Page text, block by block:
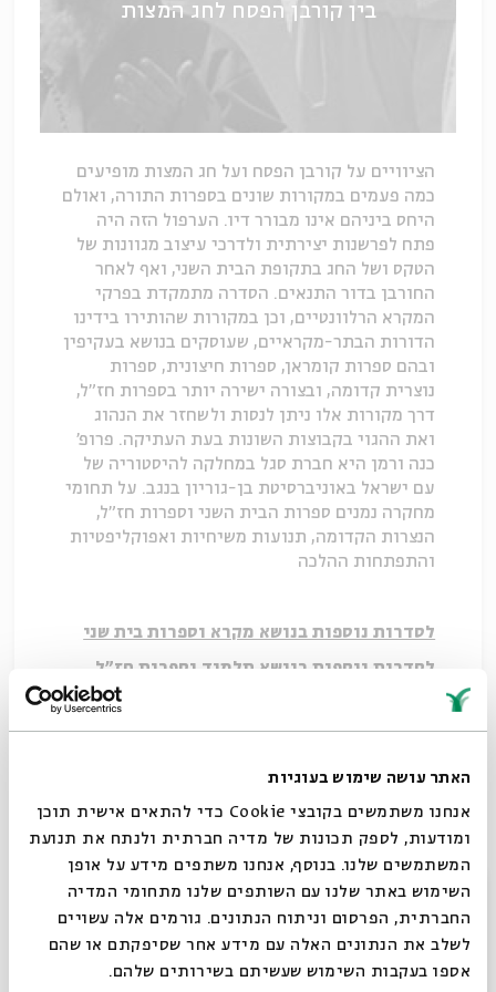
האתר עושה שימוש בעוגיות
אנחנו משתמשים בקובצי Cookie כדי להתאים אישית תוכן
ומודעות, לספק תכונות של מדיה חברתית ולנתח את תנועת
המשתמשים שלנו. בנוסף, אנחנו משתפים מידע על אופן
השימוש באתר שלנו עם השותפים שלנו מתחומי המדיה
החברתית, הפרסום וניתוח הנתונים. גורמים אלה עשויים
לשלב את הנתונים האלה עם מידע אחר שסיפקתם או שהם
אספו בעקבות השימוש שעשיתם בשירותים שלהם.
בין קורבן הפסח לחג המצות
הציוויים על קורבן הפסח ועל חג המצות מופיעים
כמה פעמים במקורות שונים בספרות התורה, ואולם
היחס ביניהם אינו מבורר דיו. הערפול הזה היה
פתח לפרשנות יצירתית ולדרכי עיצוב מגוונות של
הטקס ושל החג בתקופת הבית השני, ואף לאחר
החורבן בדור התנאים. הסדרה מתמקדת בפרקי
המקרא הרלוונטיים, וכן במקורות שהותירו בידינו
הדורות הבתר-מקראיים, שעוסקים בנושא בעקיפין
ובהם ספרות קומראן, ספרות חיצונית, ספרות
נוצרית קדומה, ובצורה ישירה יותר בספרות חז"ל,
דרך מקורות אלו ניתן לנסות ולשחזר את הנהוג
ואת ההגוי בקבוצות השונות בעת העתיקה. פרופ'
כנה ורמן היא חברת סגל במחלקה להיסטוריה של
עם ישראל באוניברסיטת בן-גוריון בנגב. על תחומי
מחקרה נמנים ספרות הבית השני וספרות חז"ל,
הנצרות הקדומה, תנועות משיחיות ואפוקליפטיות
והתפתחות ההלכה
לסדרות נוספות בנושא מקרא וספרות בית שני
לסדרות נוספות בנושא תלמוד וספרות חז"ל
תגיות:כנה ורמן ספרות חיצונית ספרים חיצוניים
מגילות קומראן
פסח תלמוד וספרות חז"ל
סגור